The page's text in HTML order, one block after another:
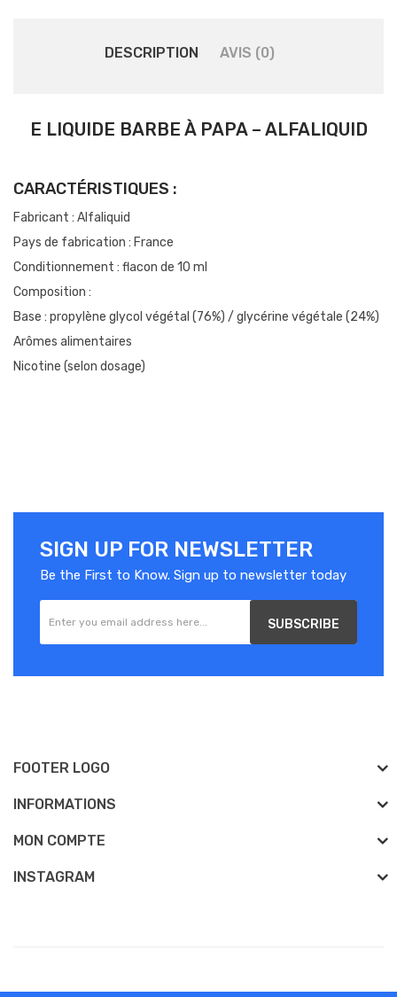
DESCRIPTION AVIS (0)
E LIQUIDE BARBE À PAPA – ALFALIQUID
CARACTÉRISTIQUES :
Fabricant : Alfaliquid
Pays de fabrication : France
Conditionnement : flacon de 10 ml
Composition :
Base : propylène glycol végétal (76%) / glycérine végétale (24%)
Arômes alimentaires
Nicotine (selon dosage)
SIGN UP FOR NEWSLETTER
Be the First to Know. Sign up to newsletter today
SUBSCRIBE
FOOTER LOGO
INFORMATIONS
MON COMPTE
INSTAGRAM